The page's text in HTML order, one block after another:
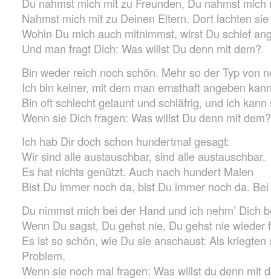
Nahmst mich mit zu Deinen Eltern. Dort lachten
Wohin Du mich auch mitnimmst, wirst Du schief
Und man fragt Dich: Was willst Du denn mit dem?
Bin weder reich noch schön. Mehr so der Typ von
Ich bin keiner, mit dem man ernsthaft angeben
Bin oft schlecht gelaunt und schläfrig, und ich
Wenn sie Dich fragen: Was willst Du denn mit dem?
Ich hab Dir doch schon hundertmal gesagt:
Wir sind alle austauschbar, sind alle austauschbar.
Es hat nichts genützt. Auch nach hundert Malen
Bist Du immer noch da, bist Du immer noch da. Bei
Du nimmst mich bei der Hand und ich nehm’ Dich
Wenn Du sagst, Du gehst nie, Du gehst nie wieder
Es ist so schön, wie Du sie anschaust: Als kriegten
Problem,
Wenn sie noch mal fragen: Was willst du denn mit